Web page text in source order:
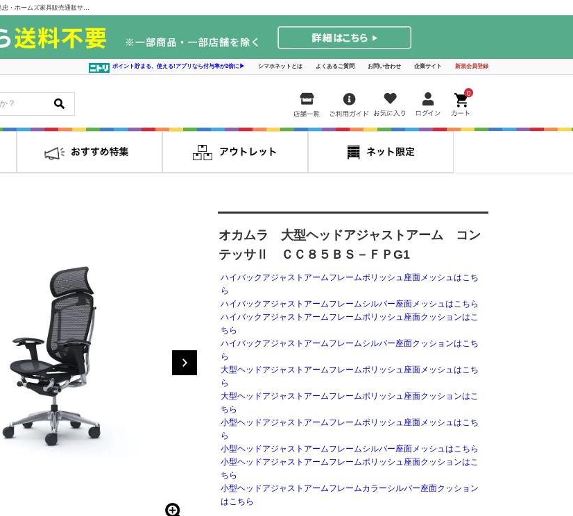
オカムラ 大型ヘッドアジャストアーム コンテッサⅡ ＣＣ８５ＢＳ－ＦＰG1｜インテリアの島忠・ホームズ家具販売通販サイト シマホネット
ポイント貯まる、使える!アプリなら付与率が2倍に▶ シマホネットとは よくあるご質問 お問い合わせ 企業サイト 新規会員登録
0
オカムラ 大型ヘッドアジャストアーム コン
テッサⅡ ＣＣ８５ＢＳ－ＦＰG1
ハイバックアジャストアームフレームポリッシュ座面メッシュはこち
ら
ハイバックアジャストアームフレームシルバー座面メッシュはこちら
ハイバックアジャストアームフレームポリッシュ座面クッションはこ
ちら
ハイバックアジャストアームフレームシルバー座面クッションはこち
ら
大型ヘッドアジャストアームフレームポリッシュ座面メッシュはこち
ら
大型ヘッドアジャストアームフレームポリッシュ座面クッションはこ
ちら
小型ヘッドアジャストアームフレームポリッシュ座面メッシュはこち
ら
小型ヘッドアジャストアームフレームシルバー座面メッシュはこちら
小型ヘッドアジャストアームフレームポリッシュ座面クッションはこ
ちら
小型ヘッドアジャストアームフレームカラーシルバー座面クッション
はこちら